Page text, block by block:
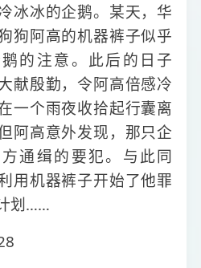
冰冰的企鹅。某天，华
狗阿高的机器裤子似乎
的注意。此后的日子
献殷勤，令阿高倍感冷
一个雨夜收拾起行囊离
阿高意外发现，那只企
通缉的要犯。与此同
用机器裤子开始了他罪
划……